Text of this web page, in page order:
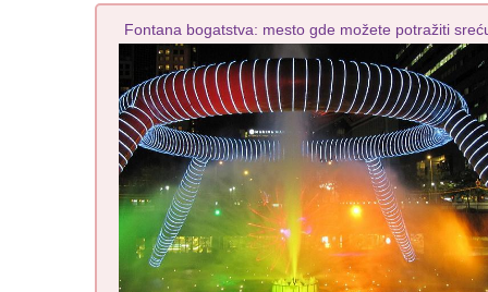
Fontana bogatstva: mesto gde možete potražiti